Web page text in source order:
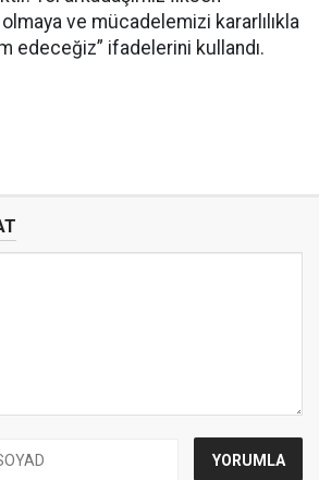
olmaya ve mücadelemizi kararlılıkla
edeceğiz” ifadelerini kullandı.